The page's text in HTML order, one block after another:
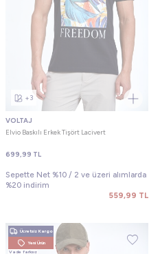
+3
VOLTAJ
Elvio Baskılı Erkek Tişört Lacivert
699,99 TL
Sepette Net %10 / 2 ve üzeri alımlarda
%20 indirim
559,99 TL
Ücretsiz Kargo
Yeni Ürün
Vade farksız